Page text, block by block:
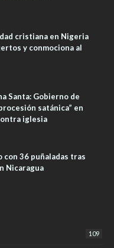
cristiana en Nigeria
y conmociona al
Santa: Gobierno de
satánica” en
iglesia
con 36 puñaladas tras
Nicaragua
109